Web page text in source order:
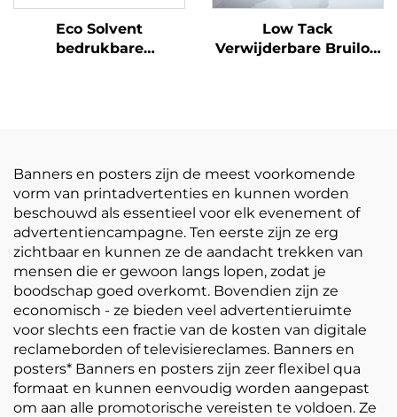
Eco Solvent
bedrukbare
Low Tack
Verwijderbare Bruiloft
Banners en posters zijn de meest voorkomende
vorm van printadvertenties en kunnen worden
beschouwd als essentieel voor elk evenement of
advertentiencampagne. Ten eerste zijn ze erg
zichtbaar en kunnen ze de aandacht trekken van
mensen die er gewoon langs lopen, zodat je
boodschap goed overkomt. Bovendien zijn ze
economisch - ze bieden veel advertentieruimte
voor slechts een fractie van de kosten van digitale
reclameborden of televisiereclames. Banners en
posters* Banners en posters zijn zeer flexibel qua
formaat en kunnen eenvoudig worden aangepast
om aan alle promotorische vereisten te voldoen. Ze